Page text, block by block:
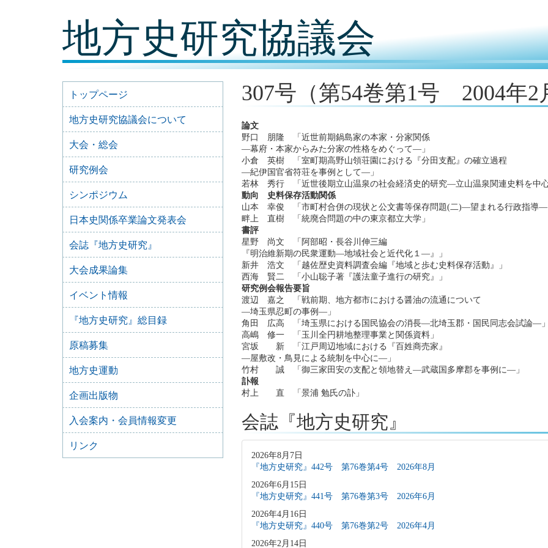
地方史研究協議会
307号（第54巻第1号 2004年2
論文
野口 朋隆 「近世前期鍋島家の本家・分家関係
―幕府・本家からみた分家の性格をめぐって―」
小倉 英樹 「室町期高野山領荘園における『分田支配』の確立過程
―紀伊国官省符荘を事例として―」
若林 秀行 「近世後期立山温泉の社会経済史的研究―立山温泉関連史料を中
動向 史料保存活動関係
山本 幸俊 「市町村合併の現状と公文書等保存問題(二)―望まれる行政指導―
畔上 直樹 「統廃合問題の中の東京都立大学」
書評
星野 尚文 「阿部昭・長谷川伸三編
『明治維新期の民衆運動―地域社会と近代化１―』」
新井 浩文 「越佐歴史資料調査会編『地域と歩む史料保存活動』」
西海 賢二 「小山聡子著『護法童子進行の研究』」
研究例会報告要旨
渡辺 嘉之 「戦前期、地方都市における醤油の流通について
―埼玉県忍町の事例―」
角田 広高 「埼玉県における国民協会の消長―北埼玉郡・国民同志会試論―
高嶋 修一 「玉川全円耕地整理事業と関係資料」
宮坂 新 「江戸周辺地域における『百姓商売家』
―屋敷改・鳥見による統制を中心に―」
竹村 誠 「御三家田安の支配と領地替え―武蔵国多摩郡を事例に―」
訃報
村上 直 「景浦 勉氏の訃」
会誌『地方史研究』
2026年8月7日
『地方史研究』442号 第76巻第4号 2026年8月
2026年6月15日
『地方史研究』441号 第76巻第3号 2026年6月
2026年4月16日
『地方史研究』440号 第76巻第2号 2026年4月
2026年2月14日
トップページ
地方史研究協議会について
大会・総会
研究例会
シンポジウム
日本史関係卒業論文発表会
会誌『地方史研究』
大会成果論集
イベント情報
『地方史研究』総目録
原稿募集
地方史運動
企画出版物
入会案内・会員情報変更
リンク